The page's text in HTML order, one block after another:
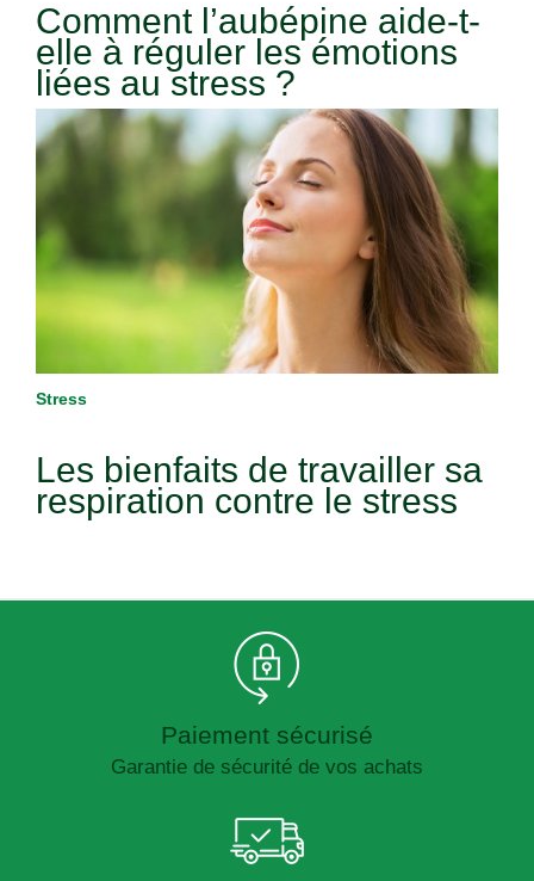
Comment l’aubépine aide-t-
elle à réguler les émotions
liées au stress ?
Stress
Les bienfaits de travailler sa
respiration contre le stress
Paiement sécurisé
Garantie de sécurité de vos achats